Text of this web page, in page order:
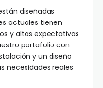
diseñadas
actuales tienen
y altas expectativas
portafolio con
y un diseño
necesidades reales